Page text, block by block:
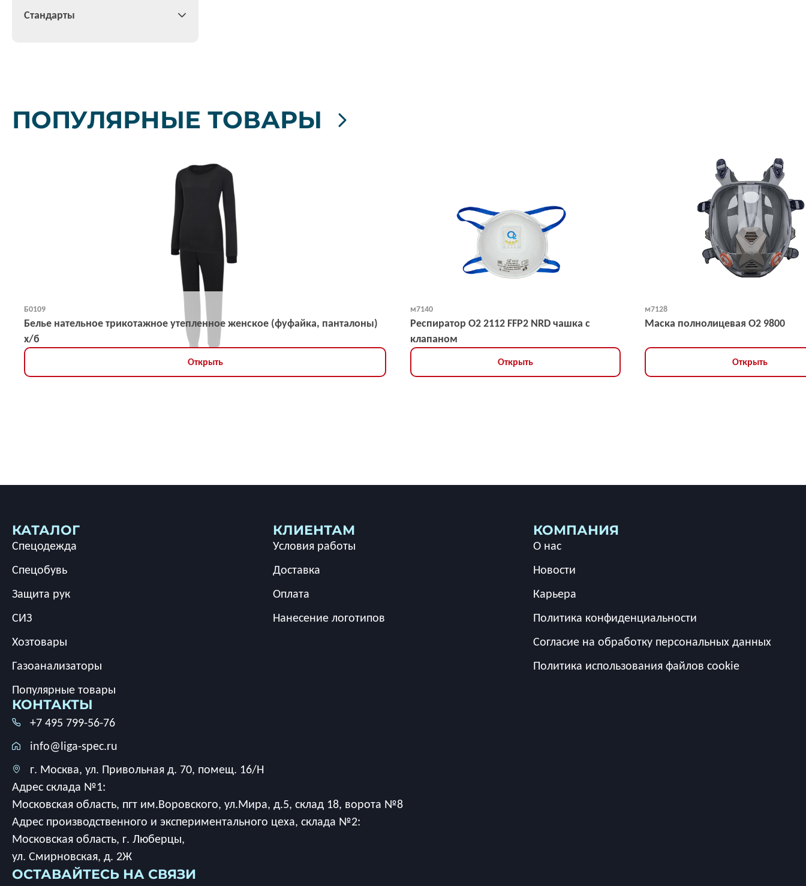
Стандарты
ПОПУЛЯРНЫЕ ТОВАРЫ
Б0109
Белье нательное трикотажное утепленное женское (фуфайка, панталоны)
х/б
Открыть
м7140
Респиратор О2 2112 FFP2 NRD чашка с
клапаном
Открыть
м7128
Маска полнолицевая O2 9800
Открыть
КАТАЛОГ
Спецодежда
Спецобувь
Защита рук
СИЗ
Хозтовары
Газоанализаторы
Популярные товары
КЛИЕНТАМ
Условия работы
Доставка
Оплата
Нанесение логотипов
КОМПАНИЯ
О нас
Новости
Карьера
Политика конфиденциальности
Согласие на обработку персональных данных
Политика использования файлов cookie
КОНТАКТЫ
+7 495 799-56-76
info@liga-spec.ru
г. Москва, ул. Привольная д. 70, помещ. 16/Н
Адрес склада №1:
Московская область, пгт им.Воровского, ул.Мира, д.5, склад 18, ворота №8
Адрес производственного и экспериментального цеха, склада №2:
Московская область, г. Люберцы,
ул. Смирновская, д. 2Ж
ОСТАВАЙТЕСЬ НА СВЯЗИ